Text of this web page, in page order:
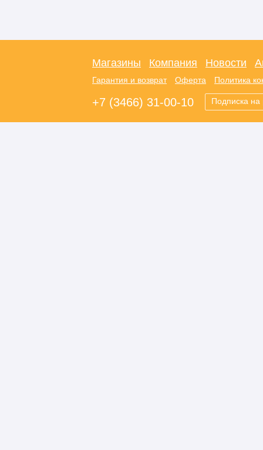
Магазины Компания Новости
Гарантия и возврат Оферта Политика
+7 (3466) 31-00-10 Подписка на